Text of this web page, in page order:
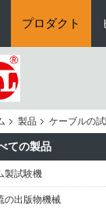
プロダクト
製品 ケーブルの
ての製品
製試験機
の出版物機械